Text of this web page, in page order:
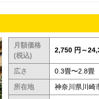
月額価格
(税込)
2,750 円～
広さ
0.3畳〜2.8畳
所在地
神奈川県川